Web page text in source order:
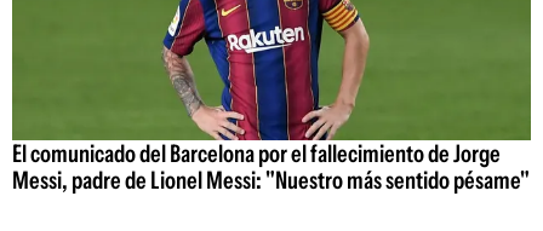
El comunicado del Barcelona por el fallecimiento de Jorge
Messi, padre de Lionel Messi: "Nuestro más sentido pésame"